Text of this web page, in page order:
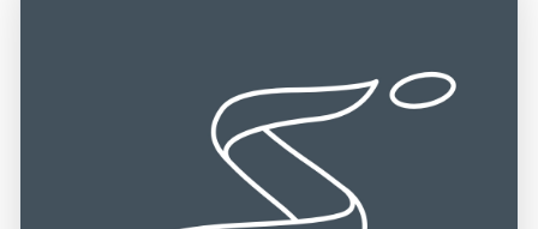
italienischen Küste zu erleben, die lokale Kultur zu
entdecken und unvergessliche Erinnerungen zu schaffen.
Die Kombination aus atemberaubender Natur, reicher
Geschichte und kulinarischen Genüssen macht Cinque
Terre zu einem unvergesslichen Ziel für Reisende.
der historischen Bedeutung und der Vielzahl an
Freizeitmöglichkeiten macht Cinque Terre zu einem
bereichernden Erlebnis für alle, die die Faszination dieser
einzigartigen Region entdecken möchten.